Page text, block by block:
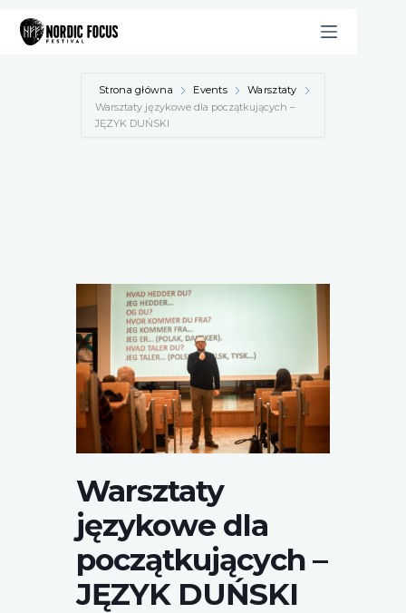
treści
Strona główna Events
Warsztaty
Warsztaty językowe dla początkujących –
JĘZYK DUŃSKI
Warsztaty języka duńskiego
Warsztaty
językowe dla
początkujących –
JĘZYK DUŃSKI